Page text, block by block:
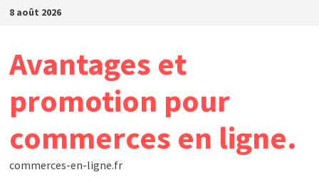
Passer
8 août 2026
Avantages et
promotion pour
commerces en ligne.
commerces-en-ligne.fr